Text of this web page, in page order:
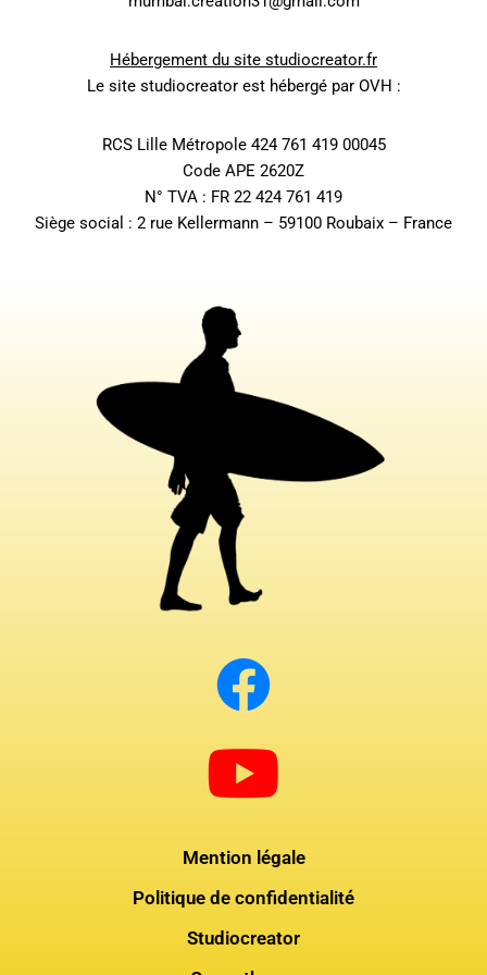
Hébergement du site studiocreator.fr
Le site studiocreator est hébergé par OVH :
RCS Lille Métropole 424 761 419 00045
Code APE 2620Z
N° TVA : FR 22 424 761 419
Siège social : 2 rue Kellermann – 59100 Roubaix – France
Mention légale
Politique de confidentialité
Studiocreator